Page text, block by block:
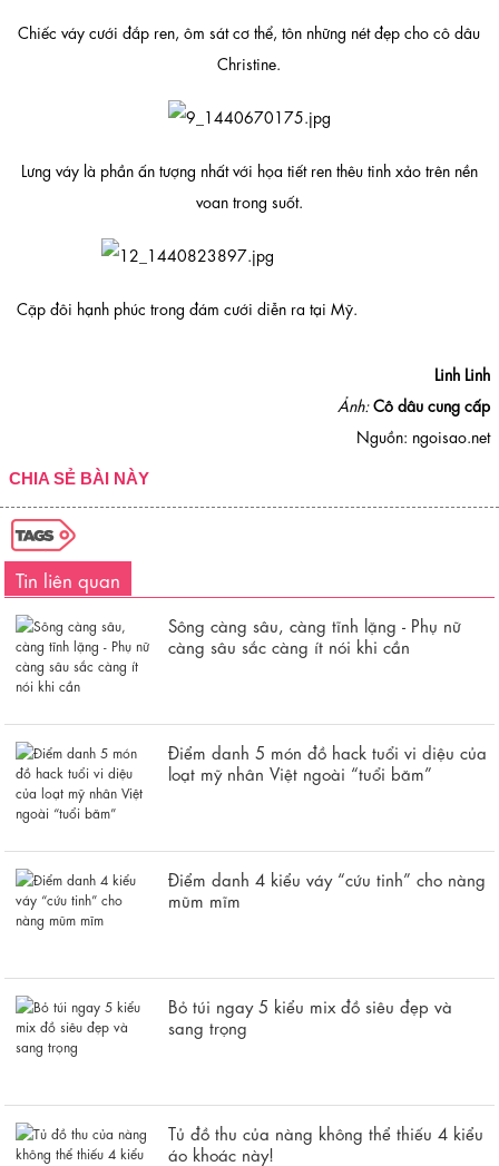
Chiếc váy cưới đắp ren, ôm sát cơ thể, tôn những nét đẹp cho cô dâu
Christine.
Lưng váy là phần ấn tượng nhất với họa tiết ren thêu tinh xảo trên nền
voan trong suốt.
Cặp đôi hạnh phúc trong đám cưới diễn ra tại Mỹ.
Linh Linh
Ảnh:Cô dâu cung cấp
Nguồn: ngoisao.net
CHIA SẺ BÀI NÀY
Tin liên quan
Sông càng sâu, càng tĩnh lặng - Phụ nữ
càng sâu sắc càng ít nói khi cần
Điểm danh 5 món đồ hack tuổi vi diệu của
loạt mỹ nhân Việt ngoài “tuổi băm”
Điểm danh 4 kiểu váy “cứu tinh” cho nàng
mũm mĩm
Bỏ túi ngay 5 kiểu mix đồ siêu đẹp và
sang trọng
Tủ đồ thu của nàng không thể thiếu 4 kiểu
áo khoác này!